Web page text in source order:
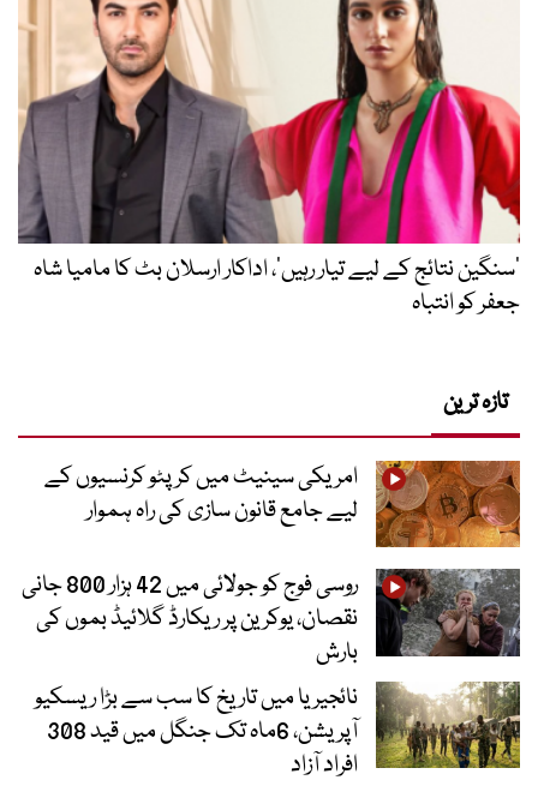
’سنگین نتائج کے لیے تیار رہیں‘، اداکار ارسلان بٹ کا مامیا شاہ
جعفر کو انتباہ
تازہ ترین
امریکی سینیٹ میں کرپٹو کرنسیوں کے
لیے جامع قانون سازی کی راہ ہموار
روسی فوج کو جولائی میں 42 ہزار 800 جانی
نقصان، یوکرین پر ریکارڈ گلائیڈ بموں کی
بارش
نائجیریا میں تاریخ کا سب سے بڑا ریسکیو
آپریشن، 6ماہ تک جنگل میں قید 308
افراد آزاد